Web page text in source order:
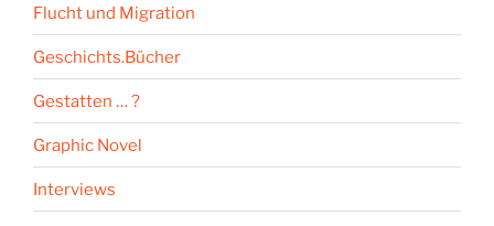
Flucht und Migration
Geschichts.Bücher
Gestatten … ?
Graphic Novel
Interviews